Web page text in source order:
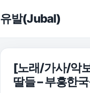
유발(Jubal)
[노래/가사/악
딸들 – 부흥한